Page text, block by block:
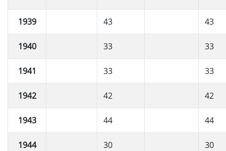
1939 43 43
1940 33 33
1941 33 33
1942 42 42
1943 44 44
1944 30 30